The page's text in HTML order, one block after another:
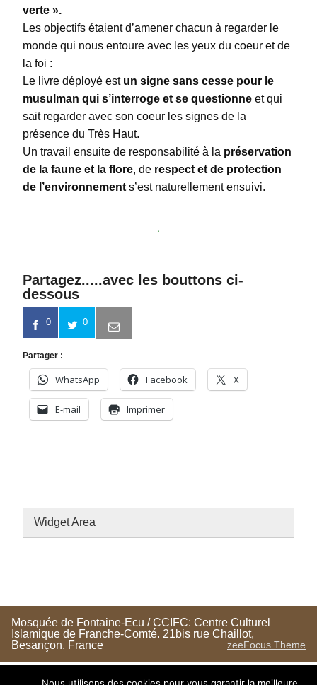
verte ».
Les objectifs étaient d’amener chacun à regarder le
monde qui nous entoure avec les yeux du coeur et de
la foi :
Le livre déployé est un signe sans cesse pour le
musulman qui s’interroge et se questionne et qui
sait regarder avec son coeur les signes de la
présence du Très Haut.
Un travail ensuite de responsabilité à la préservation
de la faune et la flore, de respect et de protection
de l’environnement s’est naturellement ensuivi.
Partagez.....avec les bouttons ci-
dessous
0 0
Partager :
WhatsApp Facebook X
E-mail Imprimer
Widget Area
Mosquée de Fontaine-Ecu / CCIFC: Centre Culturel
Islamique de Franche-Comté. 21bis rue Chaillot,
Besançon, France
zeeFocus Theme